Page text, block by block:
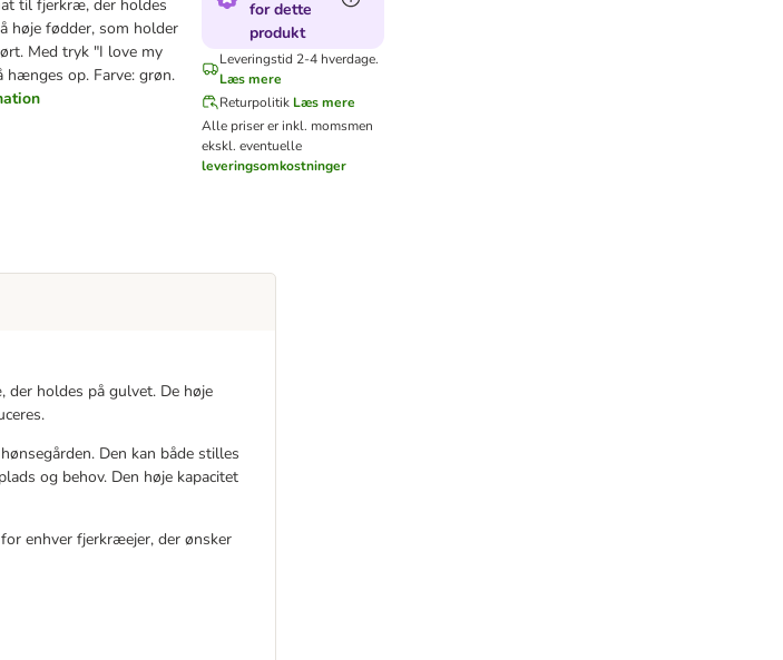
til fjerkræ, der holdes
høje fødder, som holder
Med tryk "I love my
hænges op. Farve: grøn.
for dette
produkt
Leveringstid 2-4 hverdage.
Læs mere
Returpolitik Læs mere
Alle priser er inkl. momsmen
ekskl. eventuelle
leveringsomkostninger
holdes på gulvet. De høje
Den kan både stilles
og behov. Den høje kapacitet
enhver fjerkræejer, der ønsker